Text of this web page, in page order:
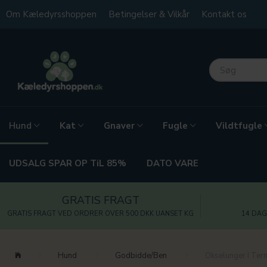
Om Kæledyrsshoppen Betingelser & Vilkår Kontakt os
Hund Kat Gnaver Fugle Vildtfugle
UDSALG SPAR OP TiL 85% DATO VARE
GRATIS FRAGT
GRATIS FRAGT VED ORDRER OVER 500 DKK UANSET KG 14
Hund Godbidde/Ben